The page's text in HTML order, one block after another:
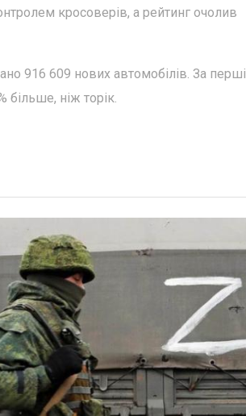
кросоверів, а рейтинг очолив
916 609 нових автомобілів. За перші
більше, ніж торік.